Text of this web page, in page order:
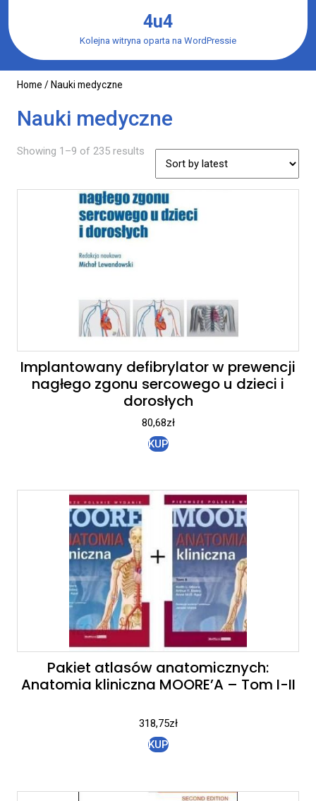
content
4u4
Kolejna witryna oparta na WordPressie
Home / Nauki medyczne
Nauki medyczne
Showing 1–9 of 235 results
Implantowany defibrylator w prewencji
nagłego zgonu sercowego u dzieci i
dorosłych
80,68zł
KUP
Pakiet atlasów anatomicznych:
Anatomia kliniczna MOORE’A – Tom I-II
318,75zł
KUP